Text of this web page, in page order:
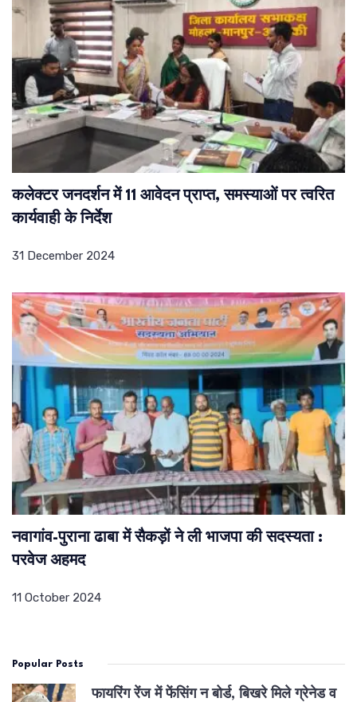
कलेक्टर जनदर्शन में 11 आवेदन प्राप्त, समस्याओं पर त्वरित
कार्यवाही के निर्देश
31 December 2024
नवागांव-पुराना ढाबा में सैकड़ों ने ली भाजपा की सदस्‍यता :
परवेज अहमद
11 October 2024
Popular Posts
फायरिंग रेंज में फेंसिंग न बोर्ड, बिखरे मिले ग्रेनेड व